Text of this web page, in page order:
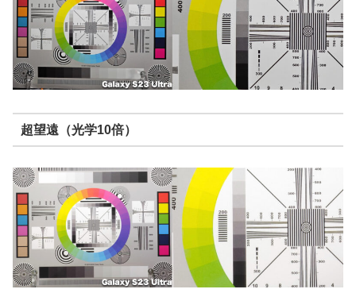
超望遠（光学10倍）